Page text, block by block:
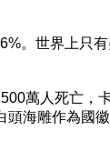
。世界上只
萬人死亡，
海雕作為國